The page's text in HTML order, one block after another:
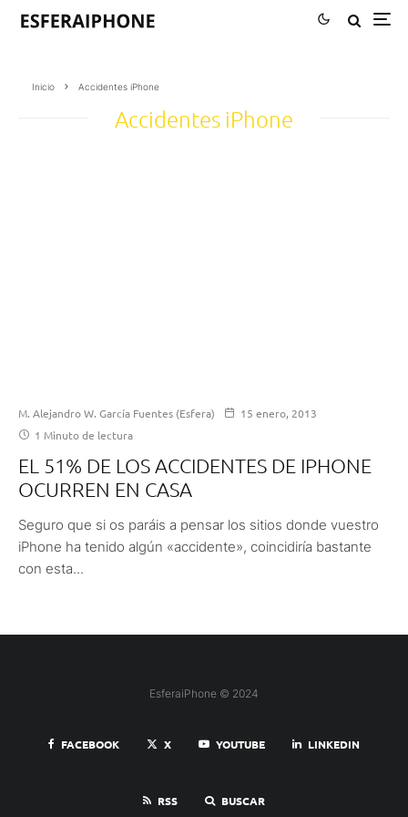
Inicio Accidentes iPhone
Accidentes iPhone
M. Alejandro W. García Fuentes (Esfera)
15 enero, 2013
1 Minuto de lectura
EL 51% DE LOS ACCIDENTES DE IPHONE
OCURREN EN CASA
Seguro que si os paráis a pensar los sitios donde vuestro
iPhone ha tenido algún «accidente», coincidiría bastante
con esta...
EsferaiPhone © 2024
FACEBOOK X YOUTUBE LINKEDIN
RSS BUSCAR